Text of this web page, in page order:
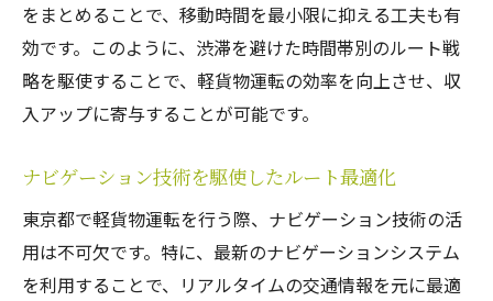
をまとめることで、移動時間を最小限に抑える工夫も有
効です。このように、渋滞を避けた時間帯別のルート戦
略を駆使することで、軽貨物運転の効率を向上させ、収
入アップに寄与することが可能です。
ナビゲーション技術を駆使したルート最適化
東京都で軽貨物運転を行う際、ナビゲーション技術の活
用は不可欠です。特に、最新のナビゲーションシステム
を利用することで、リアルタイムの交通情報を元に最適